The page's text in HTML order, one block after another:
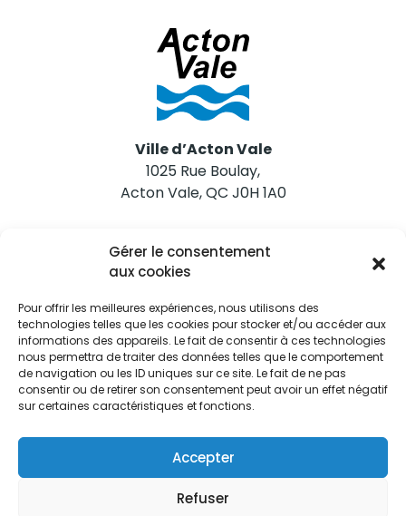
Gérer le consentement
aux cookies
Pour offrir les meilleures expériences, nous utilisons des
technologies telles que les cookies pour stocker et/ou accéder aux
informations des appareils. Le fait de consentir à ces technologies
nous permettra de traiter des données telles que le comportement
de navigation ou les ID uniques sur ce site. Le fait de ne pas
consentir ou de retirer son consentement peut avoir un effet négatif
sur certaines caractéristiques et fonctions.
Accepter
Refuser
Ville d’Acton Vale
1025 Rue Boulay,
Acton Vale, QC J0H 1A0
Nous joindre
Tél. 450 546-2703
Restez informés
Abonnez-vous aux alertes municipales
Je m'abonne